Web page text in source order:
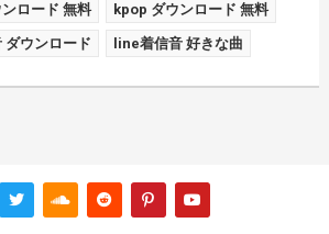
ロード 無料 kpop ダウンロード 無料
ウンロード line着信音 好きな曲